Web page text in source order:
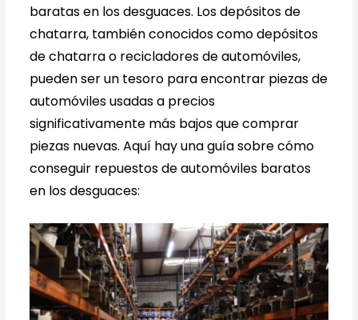
baratas en los desguaces. Los depósitos de
chatarra, también conocidos como depósitos
de chatarra o recicladores de automóviles,
pueden ser un tesoro para encontrar piezas de
automóviles usadas a precios
significativamente más bajos que comprar
piezas nuevas. Aquí hay una guía sobre cómo
conseguir repuestos de automóviles baratos
en los desguaces: